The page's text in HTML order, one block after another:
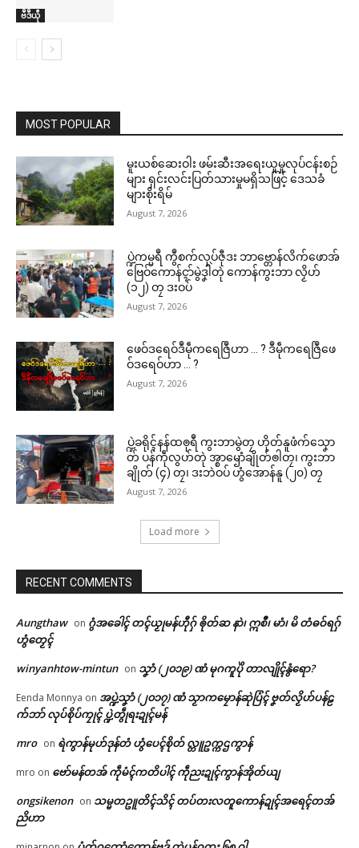
ဗဳဒဳယဵု
MOST POPULAR
မူးယစ်ဆေးဝါး ဖမ်းဆီးအရေးယူမှုလုပ်ငန်းစဉ်
များ ရှင်းလင်းပြတ်သားမှုမရှိသဖြင့် ဒေသခံ
များစိုးရိမ်
August 7, 2026
ပ္ဍဲကမ္မရဳ ကွဳစက်လုပ်ဇီုဒး ဘာဗ္တောန်လိက်ဖောအ်
ဗြေဝ်ကောန်ၚာ်မွဲဒၞါဲတုဲ ကောန်ကွးဘာ လၟိဟ်
(၁၂) တၠ ဒးဝပ်
August 7, 2026
ဖေဝ်ဒရေဝ်ဒဳမဵုကရေဇြဳဟာ … ? ဒဳမဵုကရေဇြဳဖေ
ဝ်ဒရေဝ်ဟာ … ?
August 7, 2026
ပ္ဍဲခရိုၚ်နန်ထၜုရဳ ကွးဘာမွဲတၠ ဟိုတ်နူဖံက်သၞော
တ် ပန်ကဵုလွဟ်တုဲ အ္စာၝောံချိုတ်ၜါတၠ၊ ကွးဘာ
ချိုတ် (၄) တၠ၊ ဒးဘဲဝပ် ဟွံအောန်နူ (၂၀) တၠ
August 7, 2026
Load more
RECENT COMMENTS
Aungthaw on ဂွံအခေါၚ် တၚ်ယၟုမန်ဟီုဂှ် ၜိုတ်ဆ နာဲ၊ ဣစဳ၊ မာံ၊ မိ တံဓဝ်ရဂှ်
ဟွံတၟေၚ်
winyanhtow-mintun on သၞာံ (၂၀၁၉) ဏံ မုဂကူပိုဲ တာလျိုၚ်နွံရော?
Eenda Monnya on အပ္ဍဲသၞာံ (၂၀၁၇) ဏံ သၟာကမၠောန်ဆုဲပြံၚ် ဗၞတ်လၟိဟ်ပန်ဠ
က်ဘာ် လုပ်စိုပ်ကၠုၚ် ပ္ဍဲတွဵုရးဍုၚ်မန်
mro on ရဲကွာန်မုဟ်ဒုန်တံ ဟွံပေၚ်စိုတ် လ္တူဥက္ကဌကွာန်
mro on ဗော်မန်တအ် ကဵုမံၚ်ကတိပါၚ် ကဵုညးဍုၚ်ကွာန်အိုတ်ယျ
ongsikenon on သမ္မတဥူတိၚ်သိၚ် တပ်တးလတူကောန်ဍုၚ်အရေၚ်တအ်
ညိဟာ